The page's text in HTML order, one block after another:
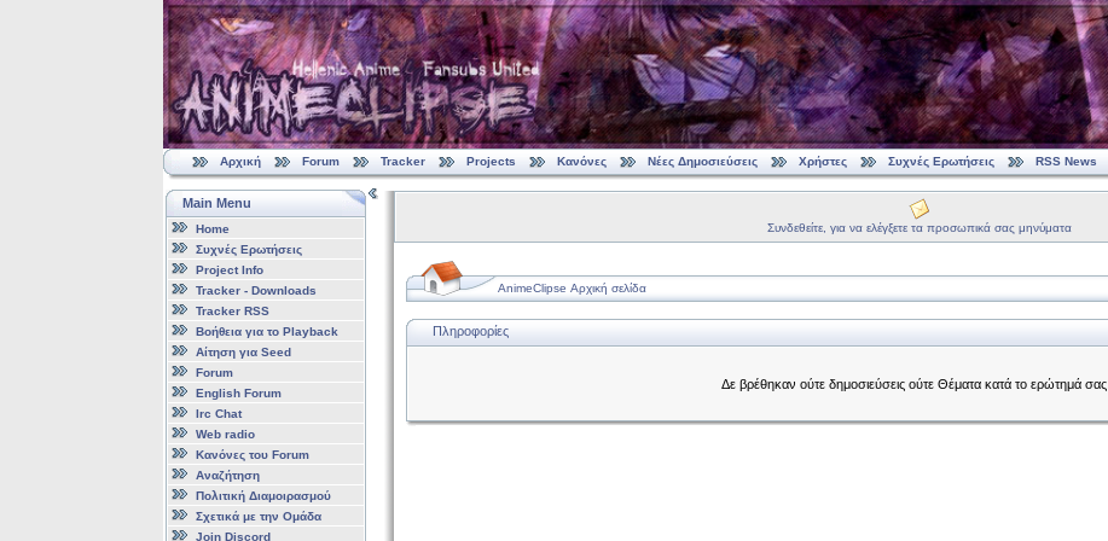
Αρχική Forum Tracker Projects Κανόνες Νέες Δημοσιεύσεις Χρήστες Συχνές Ερωτήσεις RSS News
Main Menu
Home
Συχνές Ερωτήσεις
Project Info
Tracker - Downloads
Tracker RSS
Βοήθεια για το Playback
Αίτηση για Seed
Forum
English Forum
Irc Chat
Web radio
Κανόνες του Forum
Αναζήτηση
Πολιτική Διαμοιρασμού
Σχετικά με την Ομάδα
Join Discord
Συνδεθείτε, για να ελέγξετε τα προσωπικά σας μηνύματα
AnimeClipse Αρχική σελίδα
Πληροφορίες
Δε βρέθηκαν ούτε δημοσιεύσεις ούτε Θέματα κατά το ερώτημά σας